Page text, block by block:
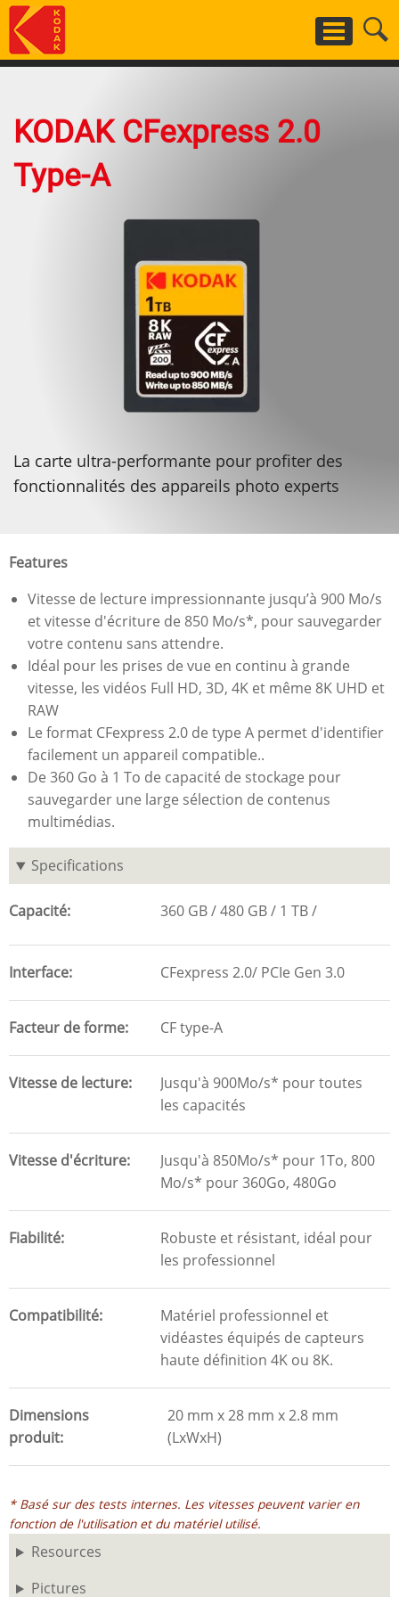
Aller
au
contenu
KODAK CFexpress 2.0
Type-A
La carte ultra-performante pour profiter des
fonctionnalités des appareils photo experts
Features
Vitesse de lecture impressionnante jusqu’à 900 Mo/s
et vitesse d'écriture de 850 Mo/s*, pour sauvegarder
votre contenu sans attendre.
Idéal pour les prises de vue en continu à grande
vitesse, les vidéos Full HD, 3D, 4K et même 8K UHD et
RAW
Le format CFexpress 2.0 de type A permet d'identifier
facilement un appareil compatible..
De 360 Go à 1 To de capacité de stockage pour
sauvegarder une large sélection de contenus
multimédias.
Specifications
Capacité 360 GB 480 GB 1 TB
Interface CFexpress 2.0/ PCIe Gen 3.0
Facteur de forme CF type-A
Vitesse de lecture
Jusqu'à 900Mo/s* pour toutes
les capacités
Vitesse d'écriture
Jusqu'à 850Mo/s* pour 1To, 800
Mo/s* pour 360Go, 480Go
Fiabilité
Robuste et résistant, idéal pour
les professionnel
Compatibilité
Matériel professionnel et
vidéastes équipés de capteurs
haute définition 4K ou 8K.
Dimensions
produit
20 mm x 28 mm x 2.8 mm
(LxWxH)
* Basé sur des tests internes. Les vitesses peuvent varier en
fonction de l'utilisation et du matériel utilisé.
Resources
Pictures